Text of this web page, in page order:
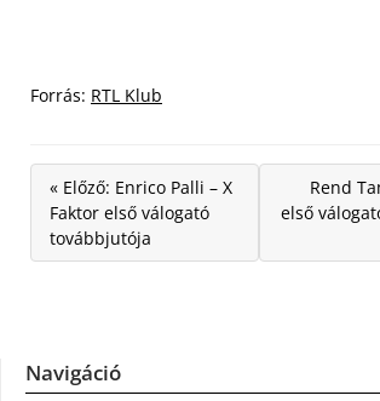
Forrás: RTL Klub
« Előző: Enrico Palli – X
Faktor első válogató
továbbjutója
Rend
első
Navigáció